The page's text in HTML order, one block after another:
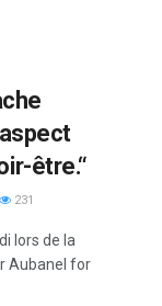
être.“
231
lors de la
Aubanel for